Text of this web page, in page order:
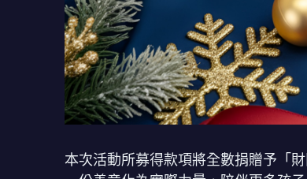
本次活動所募得款項將全數捐贈予「